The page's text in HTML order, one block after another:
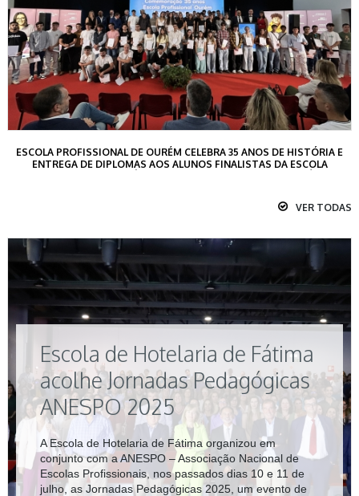
ESCOLA PROFISSIONAL DE OURÉM CELEBRA 35 ANOS DE HISTÓRIA E
ENTREGA DE DIPLOMAS AOS ALUNOS FINALISTAS DA ESCOLA
VER TODAS
Escola de Hotelaria de Fátima
acolhe Jornadas Pedagógicas
ANESPO 2025
A Escola de Hotelaria de Fátima organizou em
conjunto com a ANESPO – Associação Nacional de
Escolas Profissionais, nos passados dias 10 e 11 de
julho, as Jornadas Pedagógicas 2025, um evento de